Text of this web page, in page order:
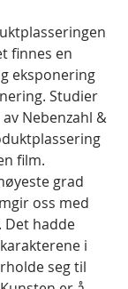
finnes en
eksponering
Studier
Nebenzahl &
film.
grad
oss med
Det hadde
i
seg til